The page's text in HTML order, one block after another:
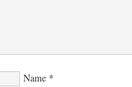
Name *